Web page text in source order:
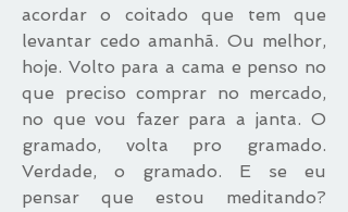
acordar o coitado que tem que
levantar cedo amanhã. Ou melhor,
hoje. Volto para a cama e penso no
que preciso comprar no mercado,
no que vou fazer para a janta. O
gramado, volta pro gramado.
Verdade, o gramado. E se eu
pensar que estou meditando?